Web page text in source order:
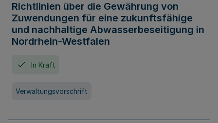
Richtlinien über die Gewährung von
Zuwendungen für eine zukunftsfähige
und nachhaltige Abwasserbeseitigung in
Nordrhein-Westfalen
In Kraft
Verwaltungsvorschrift